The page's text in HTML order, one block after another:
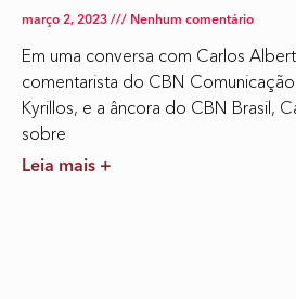
março 2, 2023 Nenhum comentário
Em uma conversa com Carlos
comentarista do CBN
Kyrillos, e a âncora do CBN Brasil,
sobre
Leia mais +